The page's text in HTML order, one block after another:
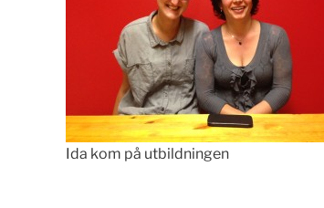
Ida kom på utbildningen